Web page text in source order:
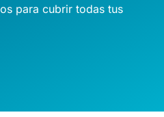
para cubrir todas tus